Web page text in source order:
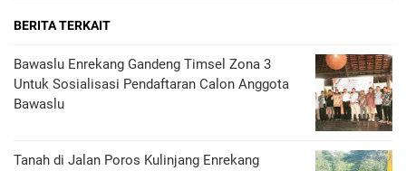
BERITA TERKAIT
Bawaslu Enrekang Gandeng Timsel Zona 3
Untuk Sosialisasi Pendaftaran Calon Anggota
Bawaslu
Tanah di Jalan Poros Kulinjang Enrekang